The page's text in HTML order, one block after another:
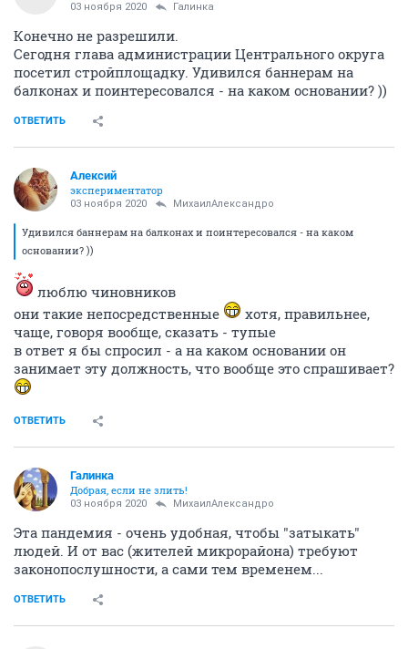
03 ноября 2020 Галинка
Конечно не разрешили.
Сегодня глава администрации Центрального округа
посетил стройплощадку. Удивился баннерам на
балконах и поинтересовался - на каком основании? ))
ОТВЕТИТЬ
Алексий
экспериментатор
03 ноября 2020 МихаилАлександро
Удивился баннерам на балконах и поинтересовался - на каком
основании? ))
люблю чиновников
они такие непосредственные
хотя, правильнее,
чаще, говоря вообще, сказать - тупые
в ответ я бы спросил - а на каком основании он
занимает эту должность, что вообще это спрашивает?
ОТВЕТИТЬ
Галинка
Добрая, если не злить!
03 ноября 2020 МихаилАлександро
Эта пандемия - очень удобная, чтобы "затыкать"
людей. И от вас (жителей микрорайона) требуют
законопослушности, а сами тем временем...
ОТВЕТИТЬ